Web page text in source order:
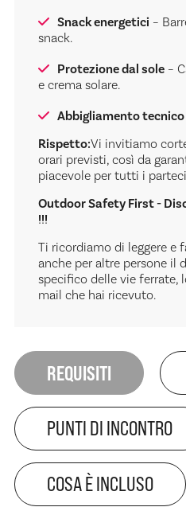
Snack energetici–
snack.
Protezione dal sole–
e crema solare.
Abbigliamento tecnico
Rispetto:Vi invitiamo
orari previsti, così da
piacevole per tutti i
Outdoor Safety First -
!!!
Ti ricordiamo di leggere e
anche per altre persone il
specifico delle vie ferrate,
mail che hai ricevuto.
REQUISITI
PUNTI DI INCONTRO
COSA È INCLUSO